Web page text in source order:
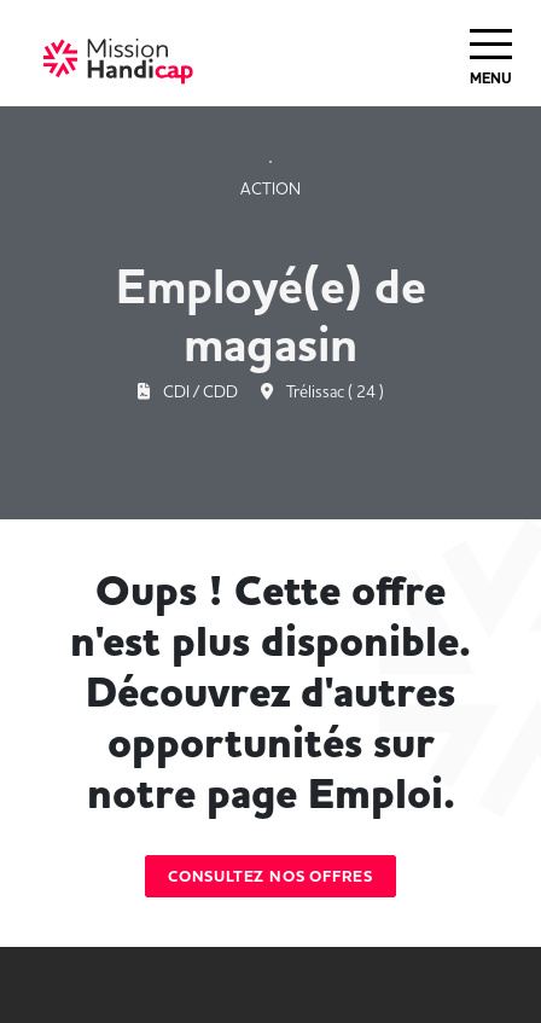
MENU
ACTION
Employé(e) de
magasin
CDI / CDD Trélissac ( 24 )
Oups ! Cette offre
n'est plus disponible.
Découvrez d'autres
opportunités sur
notre page Emploi.
CONSULTEZ NOS OFFRES